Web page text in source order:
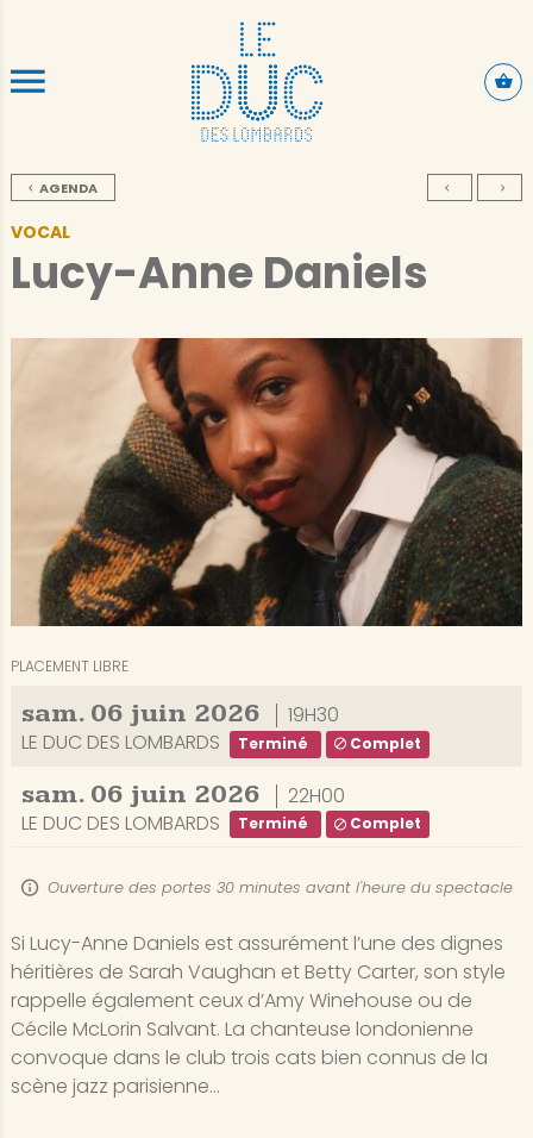
ALLER AU CONTENU PRINCIPAL
AGENDA
VOCAL
Lucy-Anne Daniels
PLACEMENT LIBRE
sam. 06 juin 2026
19H30
LE DUC DES LOMBARDS
Terminé Complet
sam. 06 juin 2026
22H00
LE DUC DES LOMBARDS
Terminé Complet
Ouverture des portes 30 minutes avant l'heure du spectacle
Si Lucy-Anne Daniels est assurément l’une des dignes
héritières de Sarah Vaughan et Betty Carter, son style
rappelle également ceux d’Amy Winehouse ou de
Cécile McLorin Salvant. La chanteuse londonienne
convoque dans le club trois cats bien connus de la
scène jazz parisienne...